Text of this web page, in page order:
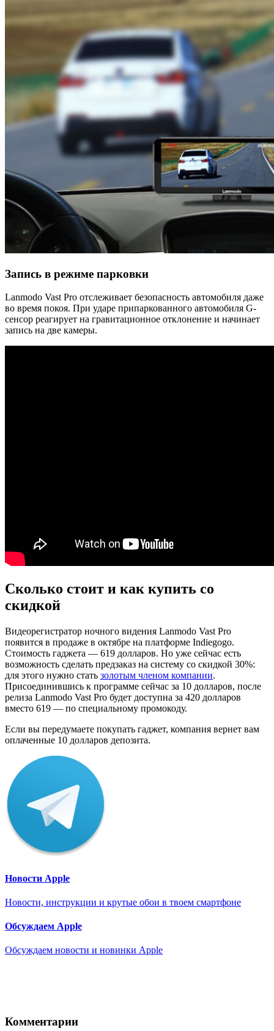
Запись в режиме парковки
Lanmodo Vast Pro отслеживает безопасность автомобиля даже
во время покоя. При ударе припаркованного автомобиля G-
сенсор реагирует на гравитационное отклонение и начинает
запись на две камеры.
Сколько стоит и как купить со
скидкой
Видеорегистратор ночного видения Lanmodo Vast Pro
появится в продаже в октябре на платформе Indiegogo.
Стоимость гаджета — 619 долларов. Но уже сейчас есть
возможность сделать предзаказ на систему со скидкой 30%:
для этого нужно стать золотым членом компании.
Присоединившись к программе сейчас за 10 долларов, после
релиза Lanmodo Vast Pro будет доступна за 420 долларов
вместо 619 — по специальному промокоду.
Если вы передумаете покупать гаджет, компания вернет вам
оплаченные 10 долларов депозита.
Новости Apple
Новости, инструкции и крутые обои в твоем смартфоне
Обсуждаем Apple
Обсуждаем новости и новинки Apple
Комментарии